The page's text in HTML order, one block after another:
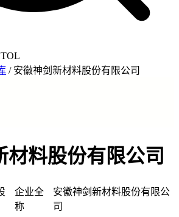
/ 安徽神剑新材料股份有限公司
材料股份有限公司
企业全
称
安徽神剑新材料股份有限公
司